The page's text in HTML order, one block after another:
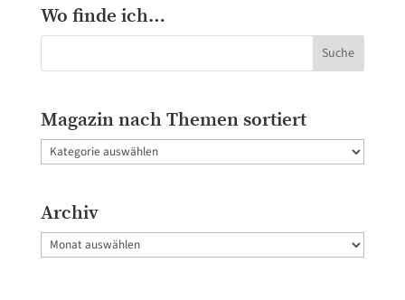
Wo finde ich…
Magazin nach Themen sortiert
Magazin
sortiert
Archiv
Archiv